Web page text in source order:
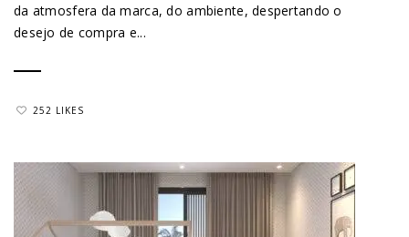
da atmosfera da marca, do ambiente, despertando o
desejo de compra e...
252 LIKES